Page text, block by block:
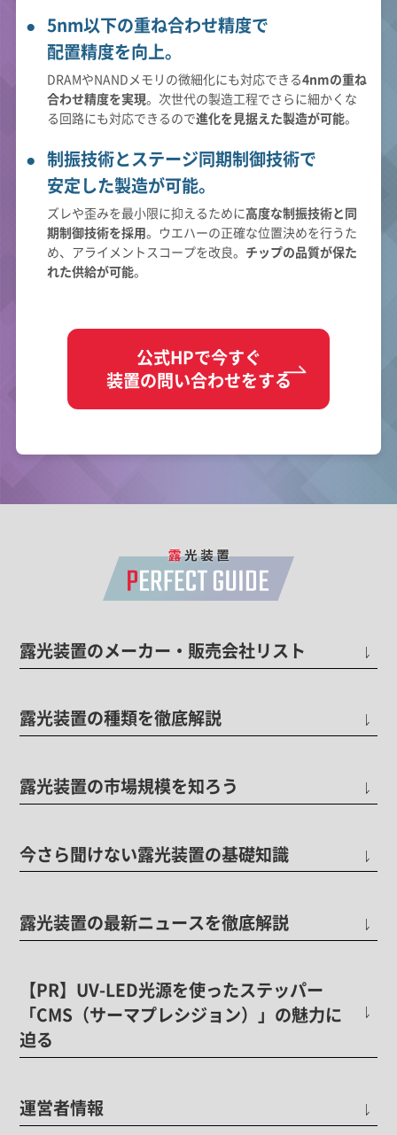
5nm以下の重ね合わせ精度で
配置精度を向上。
DRAMやNANDメモリの微細化にも対応できる4nmの重ね
合わせ精度を実現。次世代の製造工程でさらに細かくな
る回路にも対応できるので進化を見据えた製造が可能。
制振技術とステージ同期制御技術で
安定した製造が可能。
ズレや歪みを最小限に抑えるために高度な制振技術と同
期制御技術を採用。ウエハーの正確な位置決めを行うた
め、アライメントスコープを改良。 チップの品質が保た
れた供給が可能。
公式HPで今すぐ
装置の問い合わせをする
露光装置のメーカー・販売会社リスト
露光装置の種類を徹底解説
露光装置の市場規模を知ろう
今さら聞けない露光装置の基礎知識
露光装置の最新ニュースを徹底解説
【PR】UV-LED光源を使ったステッパー
「CMS（サーマプレシジョン）」の魅力に
迫る
運営者情報